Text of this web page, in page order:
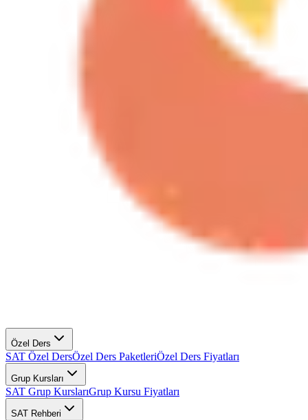
Özel Ders
SAT Özel DersÖzel Ders PaketleriÖzel Ders Fiyatları
Grup Kursları
SAT Grup KurslarıGrup Kursu Fiyatları
SAT Rehberi